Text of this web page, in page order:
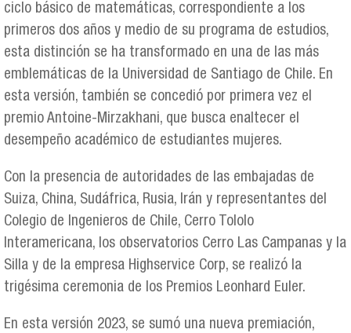
ciclo básico de matemáticas, correspondiente a los
primeros dos años y medio de su programa de estudios,
esta distinción se ha transformado en una de las más
emblemáticas de la Universidad de Santiago de Chile. En
esta versión, también se concedió por primera vez el
premio Antoine-Mirzakhani, que busca enaltecer el
desempeño académico de estudiantes mujeres.
Con la presencia de autoridades de las embajadas de
Suiza, China, Sudáfrica, Rusia, Irán y representantes del
Colegio de Ingenieros de Chile, Cerro Tololo
Interamericana, los observatorios Cerro Las Campanas y la
Silla y de la empresa Highservice Corp, se realizó la
trigésima ceremonia de los Premios Leonhard Euler.
En esta versión 2023, se sumó una nueva premiación,